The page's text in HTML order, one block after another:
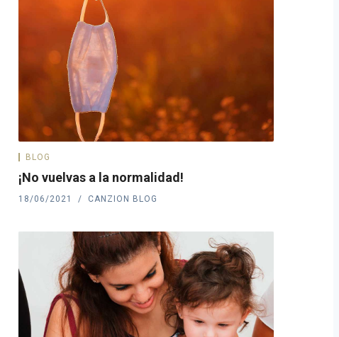
BLOG
¡No vuelvas a la normalidad!
18/06/2021 CANZION BLOG